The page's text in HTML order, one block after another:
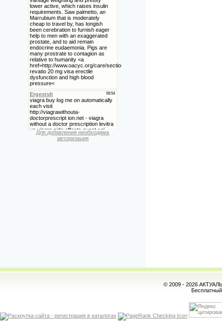
Для добавления необходима
авторизация
© 2009 - 2026